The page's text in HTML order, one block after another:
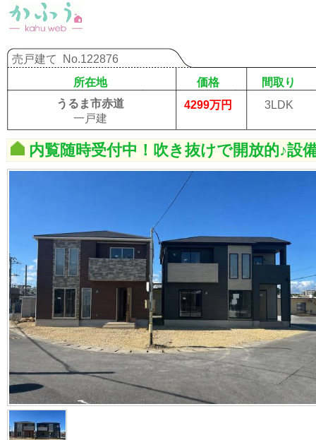
売戸建て
No.122876
所在地
価格
間取り
うるま市赤道
一戸建
4299万円 3LDK
内覧随時受付中！吹き抜けで開放的♪設